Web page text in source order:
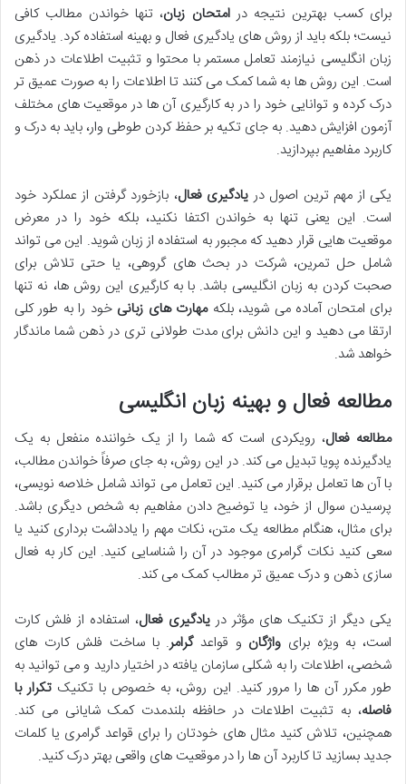
برای کسب بهترین نتیجه درامتحان زبان، تنها خواندن مطالب کافی
نیست؛ بلکه باید از روش های یادگیری فعال و بهینه استفاده کرد. یادگیری
زبان انگلیسی نیازمند تعامل مستمر با محتوا و تثبیت اطلاعات در ذهن
است. این روش ها به شما کمک می کنند تا اطلاعات را به صورت عمیق تر
درک کرده و توانایی خود را در به کارگیری آن ها در موقعیت های مختلف
آزمون افزایش دهید. به جای تکیه بر حفظ کردن طوطی وار، باید به درک و
کاربرد مفاهیم بپردازید.
یکی از مهم ترین اصول در یادگیری فعال، بازخورد گرفتن از عملکرد خود
است. این یعنی تنها به خواندن اکتفا نکنید، بلکه خود را در معرض
موقعیت هایی قرار دهید که مجبور به استفاده از زبان شوید. این می تواند
شامل حل تمرین، شرکت در بحث های گروهی، یا حتی تلاش برای
صحبت کردن به زبان انگلیسی باشد. با به کارگیری این روش ها، نه تنها
برای امتحان آماده می شوید، بلکهمهارت های زبانی خود را به طور کلی
ارتقا می دهید و این دانش برای مدت طولانی تری در ذهن شما ماندگار
خواهد شد.
مطالعه فعال و بهینه زبان انگلیسی
مطالعه فعال، رویکردی است که شما را از یک خواننده منفعل به یک
یادگیرنده پویا تبدیل می کند. در این روش، به جای صرفاً خواندن مطالب،
با آن ها تعامل برقرار می کنید. این تعامل می تواند شامل خلاصه نویسی،
پرسیدن سوال از خود، یا توضیح دادن مفاهیم به شخص دیگری باشد.
برای مثال، هنگام مطالعه یک متن، نکات مهم را یادداشت برداری کنید یا
سعی کنید نکات گرامری موجود در آن را شناسایی کنید. این کار به فعال
سازی ذهن و درک عمیق تر مطالب کمک می کند.
یکی دیگر از تکنیک های مؤثر در یادگیری فعال، استفاده از فلش کارت
است، به ویژه برای واژگان و قواعدگرامر. با ساخت فلش کارت های
شخصی، اطلاعات را به شکلی سازمان یافته در اختیار دارید و می توانید به
طور مکرر آن ها را مرور کنید. این روش، به خصوص با تکنیک تکرار با
فاصله، به تثبیت اطلاعات در حافظه بلندمدت کمک شایانی می کند.
همچنین، تلاش کنید مثال های خودتان را برای قواعد گرامری یا کلمات
جدید بسازید تا کاربرد آن ها را در موقعیت های واقعی بهتر درک کنید.